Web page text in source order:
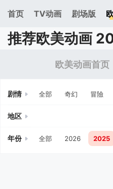
首页 TV动画 剧场版
我的观影记录
推荐欧美动画
欧美动画首页
剧情 全部 奇幻 冒險
地区
年份 全部 2026 2025